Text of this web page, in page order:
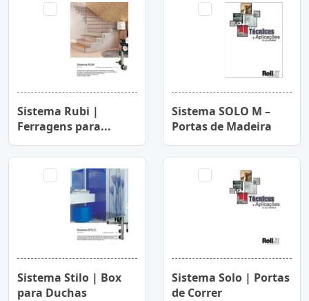
Sistema Rubi |
Ferragens para...
Sistema SOLO M –
Portas de Madeira
Sistema Stilo | Box
para Duchas
Sistema Solo | Portas
de Correr